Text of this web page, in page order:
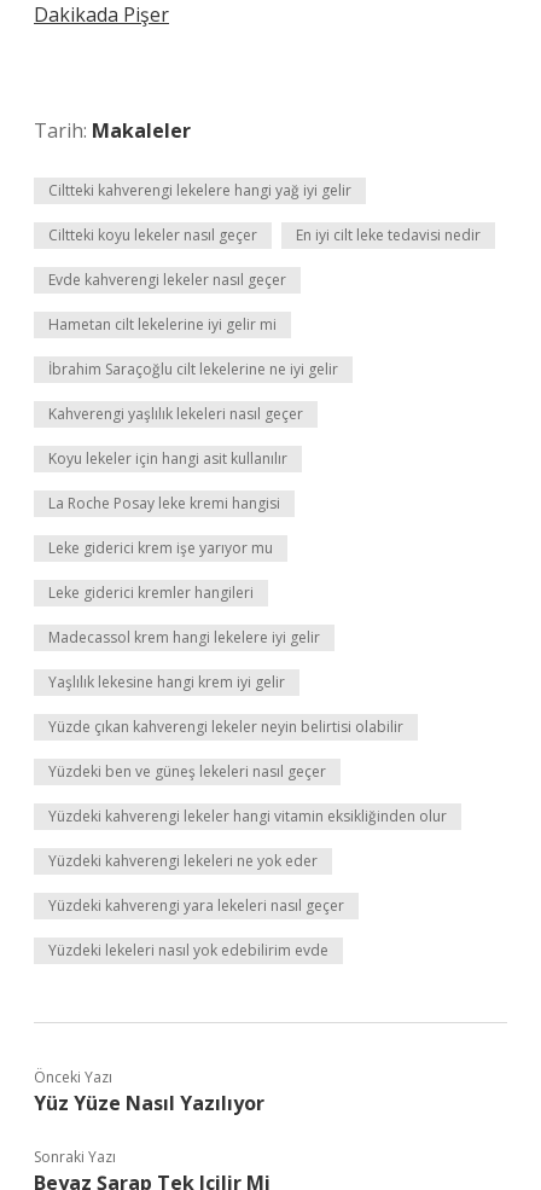
Dakikada Pişer
Tarih: Makaleler
Ciltteki kahverengi lekelere hangi yağ iyi gelir
Ciltteki koyu lekeler nasıl geçer En iyi cilt leke tedavisi nedir
Evde kahverengi lekeler nasıl geçer
Hametan cilt lekelerine iyi gelir mi
İbrahim Saraçoğlu cilt lekelerine ne iyi gelir
Kahverengi yaşlılık lekeleri nasıl geçer
Koyu lekeler için hangi asit kullanılır
La Roche Posay leke kremi hangisi
Leke giderici krem işe yarıyor mu
Leke giderici kremler hangileri
Madecassol krem hangi lekelere iyi gelir
Yaşlılık lekesine hangi krem iyi gelir
Yüzde çıkan kahverengi lekeler neyin belirtisi olabilir
Yüzdeki ben ve güneş lekeleri nasıl geçer
Yüzdeki kahverengi lekeler hangi vitamin eksikliğinden olur
Yüzdeki kahverengi lekeleri ne yok eder
Yüzdeki kahverengi yara lekeleri nasıl geçer
Yüzdeki lekeleri nasıl yok edebilirim evde
Önceki Yazı
Yüz Yüze Nasıl Yazılıyor
Sonraki Yazı
Beyaz Şarap Tek Içilir Mi